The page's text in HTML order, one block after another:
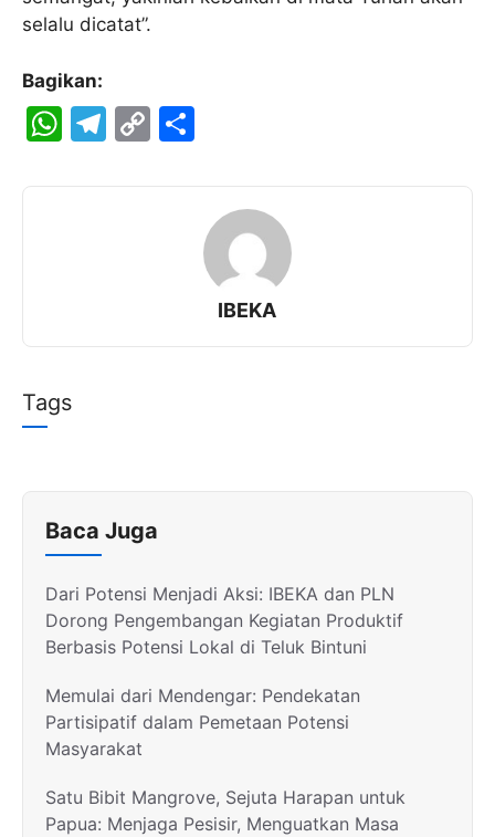
selalu dicatat”.
Bagikan:
W
at
p
T
e
C
p
k
ar
e
IBEKA
Tags
Baca Juga
Dari Potensi Menjadi Aksi: IBEKA dan PLN
Dorong Pengembangan Kegiatan Produktif
Berbasis Potensi Lokal di Teluk Bintuni
Memulai dari Mendengar: Pendekatan
Partisipatif dalam Pemetaan Potensi
Masyarakat
Satu Bibit Mangrove, Sejuta Harapan untuk
Papua: Menjaga Pesisir, Menguatkan Masa